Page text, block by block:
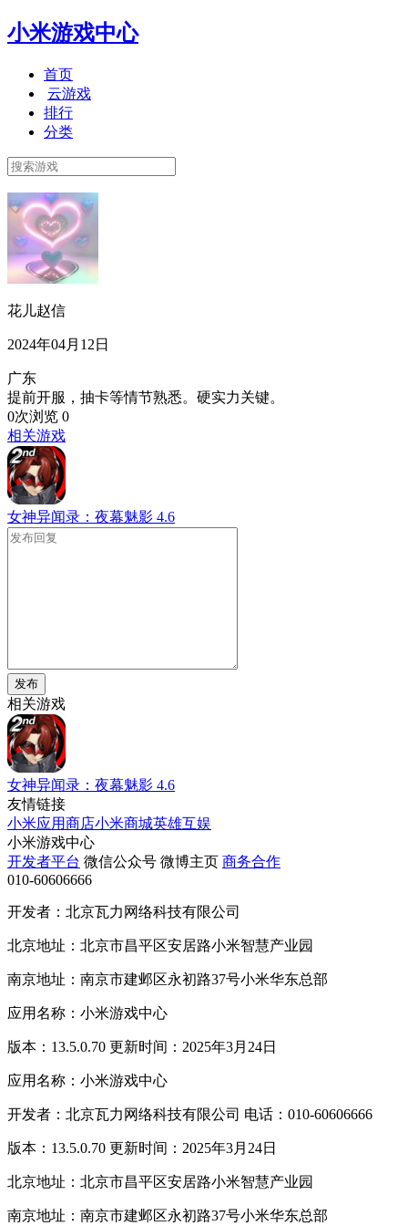
小米游戏中心
首页
云游戏
排行
分类
花儿赵信
2024年04月12日
广东
提前开服，抽卡等情节熟悉。硬实力关键。
0次浏览 0
相关游戏
女神异闻录：夜幕魅影 4.6
发布
相关游戏
女神异闻录：夜幕魅影 4.6
友情链接
小米应用商店小米商城英雄互娱
小米游戏中心
开发者平台 微信公众号 微博主页 商务合作
010-60606666
开发者：北京瓦力网络科技有限公司
北京地址：北京市昌平区安居路小米智慧产业园
南京地址：南京市建邺区永初路37号小米华东总部
应用名称：小米游戏中心
版本：13.5.0.70 更新时间：2025年3月24日
应用名称：小米游戏中心
开发者：北京瓦力网络科技有限公司 电话：010-60606666
版本：13.5.0.70 更新时间：2025年3月24日
北京地址：北京市昌平区安居路小米智慧产业园
南京地址：南京市建邺区永初路37号小米华东总部